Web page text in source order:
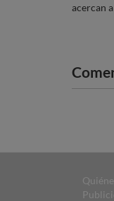
acercan